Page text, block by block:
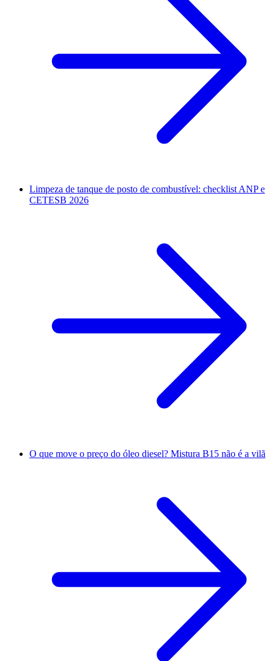
Limpeza de tanque de posto de combustível: checklist ANP e
CETESB 2026
O que move o preço do óleo diesel? Mistura B15 não é a vilã